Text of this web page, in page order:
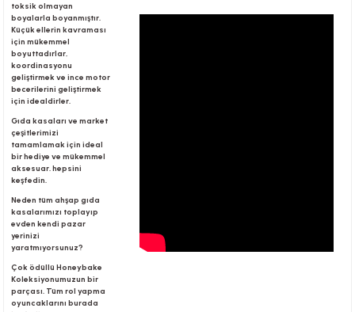
toksik olmayan
boyalarla boyanmıştır.
Küçük ellerin kavraması
için mükemmel
boyuttadırlar,
koordinasyonu
geliştirmek ve ince motor
becerilerini geliştirmek
için idealdirler.
Gıda kasaları ve market
çeşitlerimizi
tamamlamak için ideal
bir hediye ve mükemmel
aksesuar. hepsini
keşfedin.
Neden tüm ahşap gıda
kasalarımızı toplayıp
evden kendi pazar
yerinizi
yaratmıyorsunuz?
Çok ödüllü Honeybake
Koleksiyonumuzun bir
parçası. Tüm rol yapma
oyuncaklarını burada